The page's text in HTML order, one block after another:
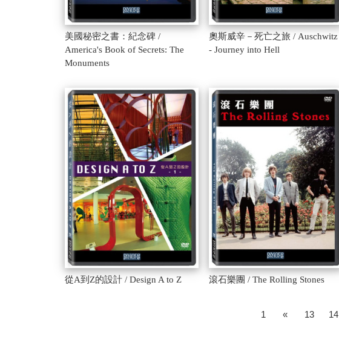
美國秘密之書：紀念碑 /
America's Book of Secrets: The
Monuments
奧斯威辛－死亡之旅 / Auschwitz
- Journey into Hell
從A到Z的設計 / Design A to Z 滾石樂團 / The Rolling Stones
1 « 13 14